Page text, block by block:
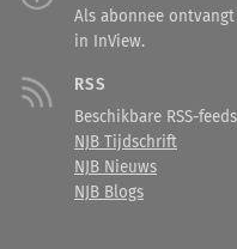
Als abonnee
in InView.
RSS
Beschikbare RSS-
NJB Tijdschrift
NJB Nieuws
NJB Blogs